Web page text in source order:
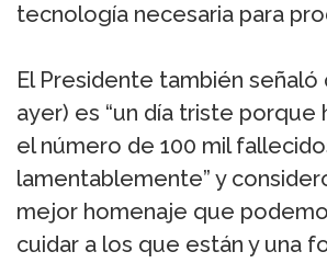
tecnología necesaria para
El Presidente también señaló
ayer) es “un día triste porque
el número de 100 mil
lamentablemente” y
mejor homenaje que
cuidar a los que están y una